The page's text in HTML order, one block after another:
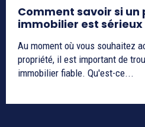
Comment savoir si
immobilier est sérieux
Au moment où vous souhaitez
propriété, il est important de
immobilier fiable. Qu'est-ce...